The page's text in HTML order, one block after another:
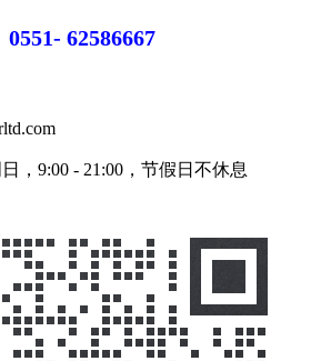
0551- 62586667
，9:00 - 21:00，节假日不休息